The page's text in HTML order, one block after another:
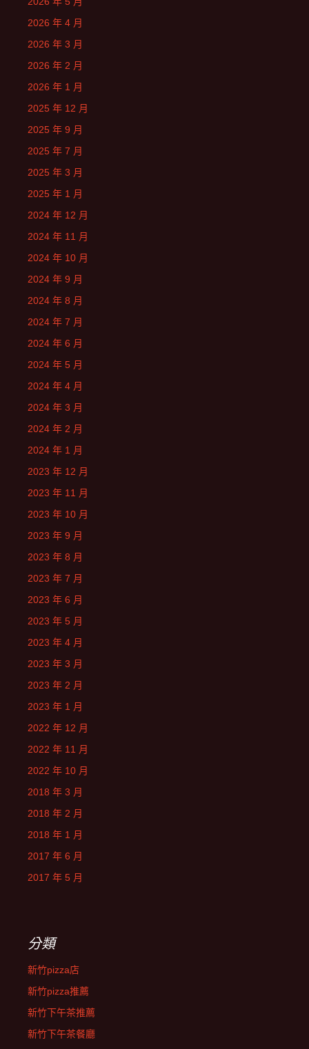
2026 年 4 月
2026 年 3 月
2026 年 2 月
2026 年 1 月
2025 年 12 月
2025 年 9 月
2025 年 7 月
2025 年 3 月
2025 年 1 月
2024 年 12 月
2024 年 11 月
2024 年 10 月
2024 年 9 月
2024 年 8 月
2024 年 7 月
2024 年 6 月
2024 年 5 月
2024 年 4 月
2024 年 3 月
2024 年 2 月
2024 年 1 月
2023 年 12 月
2023 年 11 月
2023 年 10 月
2023 年 9 月
2023 年 8 月
2023 年 7 月
2023 年 6 月
2023 年 5 月
2023 年 4 月
2023 年 3 月
2023 年 2 月
2023 年 1 月
2022 年 12 月
2022 年 11 月
2022 年 10 月
2018 年 3 月
2018 年 2 月
2018 年 1 月
2017 年 6 月
2017 年 5 月
分類
新竹pizza店
新竹pizza推薦
新竹下午茶推薦
新竹下午茶餐廳